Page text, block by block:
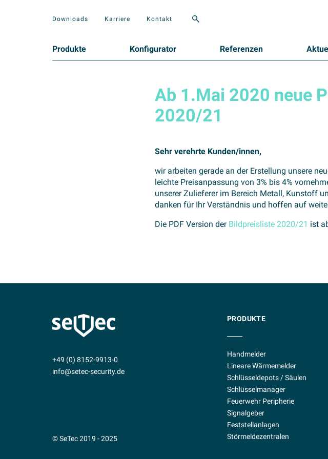
Downloads Karriere Kontakt
Produkte Konfigurator Referenzen
Ab 1.Mai 2020 neue
2020/21
Sehr verehrte Kunden/innen,
wir arbeiten gerade an der Erstellung unsere
leichte Preisanpassung von 3% bis 4%
unserer Zulieferer im Bereich Metall, Kunstoff
danken für Ihr Verständnis und hoffen auf
Die PDF Version der Bildpreisliste 2020/21 ist
+49 (0) 8152-9913-0
info@setec-security.de
© SeTec 2019 - 2025
PRODUKTE
Handmelder
Lineare Wärmemelder
Schlüsseldepots / Säulen
Schlüsselmanager
Feuerwehr Peripherie
Signalgeber
Feststellanlagen
Störmeldezentralen